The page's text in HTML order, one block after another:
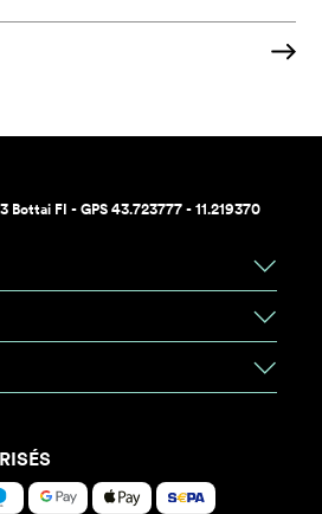
Bottai FI - GPS 43.723777 - 11.219370